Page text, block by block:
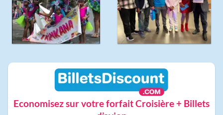
Economisez sur votre forfait Croisière + Billets